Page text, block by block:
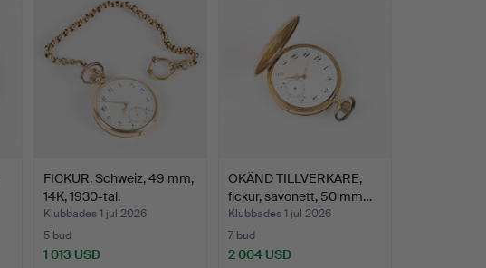
FICKUR, Schweiz, 49 mm,
14K, 1930-tal.
Klubbades 1 jul 2026
5 bud
1 013 USD
OKÄND TILLVERKARE,
fickur, savonett, 50 mm…
Klubbades 1 jul 2026
7 bud
2 004 USD